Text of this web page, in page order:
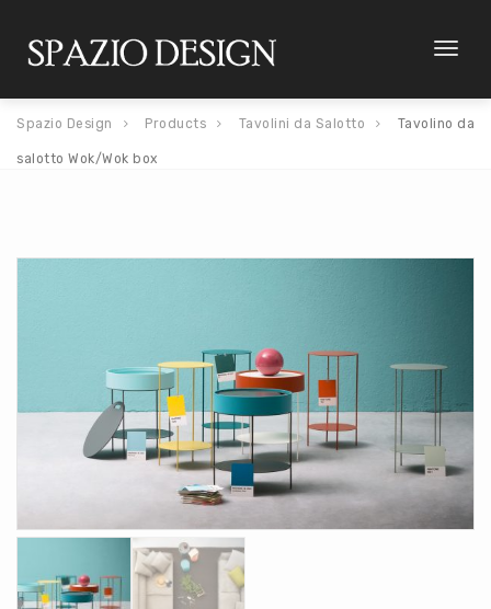
Toggle
Spazio Design Products Tavolini da Salotto Tavolino da
salotto Wok/Wok box